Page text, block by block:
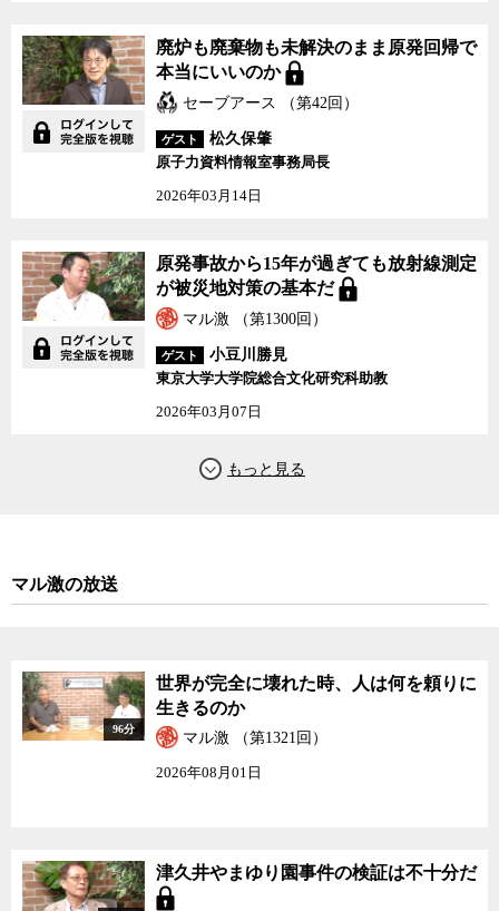
ら独立、中立的とは言えない原子力規制委員会がお墨付きを与えた
原発の再稼働を、われわれはどう受け止めるべきか。行政のあり方
に厳しい意見を投げかけ続けてきた新藤氏と、ジャーナリストの神
保哲生と社会学者の宮台真司が議論した。
廃炉も廃棄物も未解決のまま原発回帰で
本当にいいのか
セーブアース （第42回）
ゲスト
松久保肇
原子力資料情報室事務局長
2026年03月14日
原発事故から15年が過ぎても放射線測定
が被災地対策の基本だ
マル激 （第1300回）
ゲスト
小豆川勝見
東京大学大学院総合文化研究科助教
2026年03月07日
マル激の放送
96分
世界が完全に壊れた時、人は何を頼りに
生きるのか
マル激 （第1321回）
2026年08月01日
津久井やまゆり園事件の検証は不十分だ